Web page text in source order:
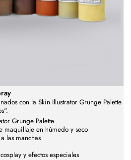
con la Skin Illustrator Grunge Palette
Grunge Palette
maquillaje en húmedo y seco
las manchas
y efectos especiales